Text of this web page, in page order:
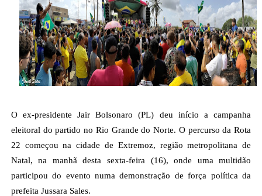
O ex-presidente Jair Bolsonaro (PL) deu início a campanha
eleitoral do partido no Rio Grande do Norte. O percurso da Rota
22 começou na cidade de Extremoz, região metropolitana de
Natal, na manhã desta sexta-feira (16), onde uma multidão
participou do evento numa demonstração de força política da
prefeita Jussara Sales.